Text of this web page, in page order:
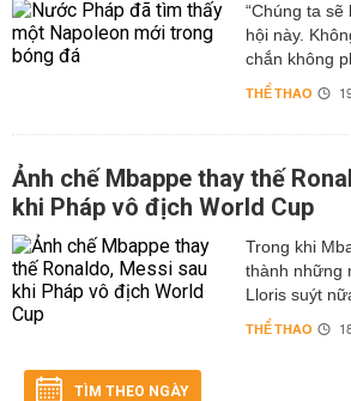
“Chúng ta
hội này.
chắn không
THỂ THAO
Ảnh chế Mbappe thay thế
khi Pháp vô địch World Cup
Trong khi
thành những
Lloris suýt
THỂ THAO
TÌM THEO NGÀY